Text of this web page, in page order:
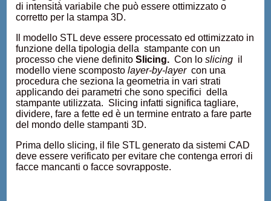
di intensità variabile che può essere ottimizzato o
corretto per la stampa 3D.
Il modello STL deve essere processato ed ottimizzato in
funzione della tipologia della stampante con un
processo che viene definitoSlicing. Con loslicing il
modello viene scompostolayer-by-layercon una
procedura che seziona la geometria in vari strati
applicando dei parametri che sono specifici della
stampante utilizzata. Slicing infatti significa tagliare,
dividere, fare a fette ed è un termine entrato a fare parte
del mondo delle stampanti 3D.
Prima dello slicing, il file STL generato da sistemi CAD
deve essere verificato per evitare che contenga errori di
facce mancanti o facce sovrapposte.